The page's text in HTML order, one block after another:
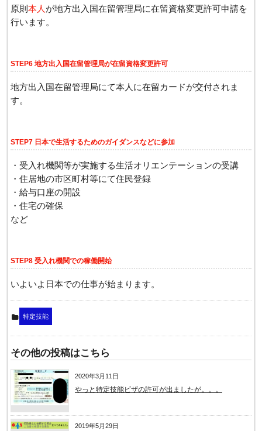
原則 本人 が地方出入国在留管理局に在留資格変更許可申請を
行います。
STEP6 地方出入国在留管理局が在留資格変更許可
地方出入国在留管理局にて本人に在留カードが交付されま
す。
STEP7 日本で生活するためのガイダンスなどに参加
・受入れ機関等が実施する生活オリエンテーションの受講
・住居地の市区町村等にて住民登録
・給与口座の開設
・住宅の確保
など
STEP8 受入れ機関での稼働開始
いよいよ日本での仕事が始まります。
特定技能
その他の投稿はこちら
2020年3月11日
やっと特定技能ビザの許可が出ましたが。。。
2019年5月29日